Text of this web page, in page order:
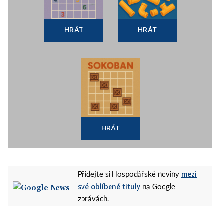
HRÁT HRÁT
HRÁT
Přidejte si Hospodářské noviny mezi
své oblíbené tituly na Google
zprávách.